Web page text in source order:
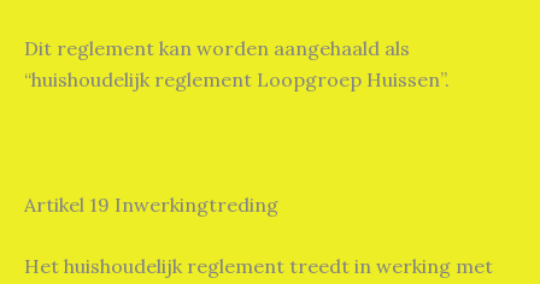
Dit reglement kan worden aangehaald als
“huishoudelijk reglement Loopgroep Huissen”.
Artikel 19 Inwerkingtreding
Het huishoudelijk reglement treedt in werking met